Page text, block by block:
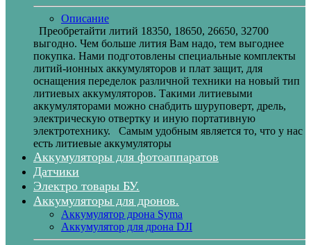
Описание
Преобретайти литий 18350, 18650, 26650, 32700
выгодно. Чем больше лития Вам надо, тем выгоднее
покупка. Нами подготовлены специальные комплекты
литий-ионных аккумуляторов и плат защит, для
оснащения переделок различной техники на новый тип
литиевых аккумуляторов. Такими литиевыми
аккумуляторами можно снабдить шуруповерт, дрель,
электрическую отвертку и иную портативную
электротехнику. Самым удобным является то, что у нас
есть литиевые аккумуляторы
Аккумуляторы для фотоаппаратов
Датчики
Электро товары БУ.
Аккумуляторы для дронов.
Аккумулятор дрона Syma
Аккумулятор для дрона DJI